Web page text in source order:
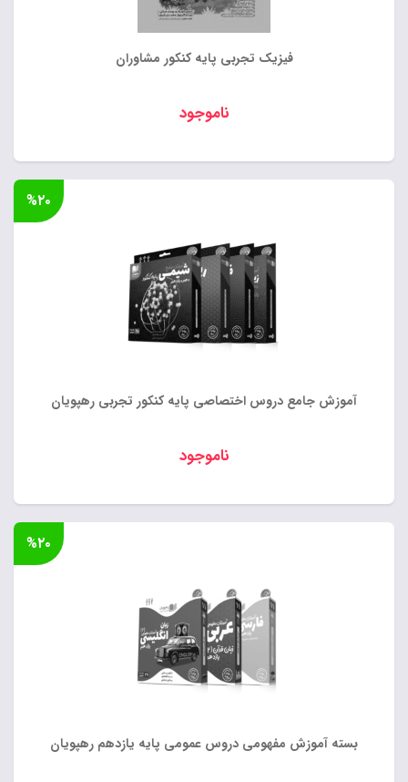
فیزیک تجربی پایه کنکور مشاوران
ناموجود
آموزش جامع دروس اختصاصی پایه کنکور تجربی رهپویان
ناموجود
%۲۰
بسته آموزش مفهومی دروس عمومی پایه یازدهم رهپویان
%۲۰